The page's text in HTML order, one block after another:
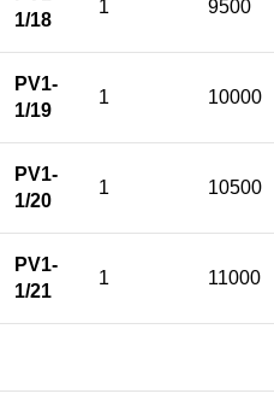
1/18
1 9500
PV1-
1/19
1 10000
PV1-
1/20
1 10500
PV1-
1/21
1 11000